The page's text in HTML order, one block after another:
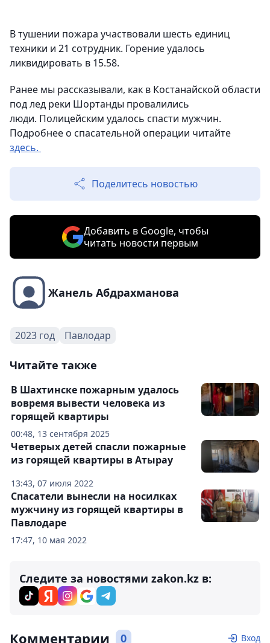
В тушении пожара участвовали шесть единиц
техники и 21 сотрудник. Горение удалось
ликвидировать в 15.58.
Ранее мы рассказывали, как в Костанайской области
под лед реки Шортанды провалились
люди. Полицейским удалось спасти мужчин.
Подробнее о спасательной операции читайте
здесь.
Поделитесь новостью
Добавить в Google, чтобы
читать новости первым
Жанель Абдрахманова
2023 год Павлодар
Читайте также
00:48, 13 сентября 2025
В Шахтинске пожарным удалось
вовремя вывести человека из
горящей квартиры
13:43, 07 июля 2022
Четверых детей спасли пожарные
из горящей квартиры в Атырау
17:47, 10 мая 2022
Спасатели вынесли на носилках
мужчину из горящей квартиры в
Павлодаре
Следите за новостями zakon.kz в:
Комментарии 0 Вход